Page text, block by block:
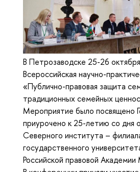
В Петрозаводске 25-26
Всероссийская научно-
«Публично-правовая защита
традиционных семейных
Мероприятие было посвящено
приурочено к 25-летию со дня
Северного института –
государственного
Российской правовой